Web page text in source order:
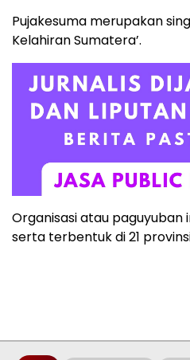
Pujakesuma merupakan
Kelahiran Sumatera’.
Organisasi atau paguyuban
serta terbentuk di 21